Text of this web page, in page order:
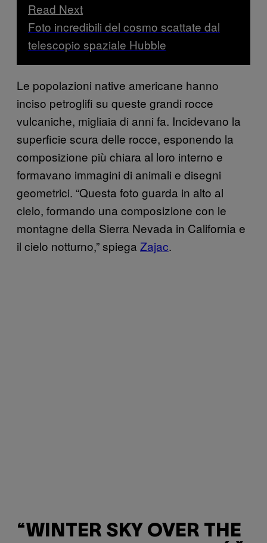
Read Next
Foto incredibili del cosmo scattate dal
telescopio spaziale Hubble
Le popolazioni native americane hanno
inciso petroglifi su queste grandi rocce
vulcaniche, migliaia di anni fa. Incidevano la
superficie scura delle rocce, esponendo la
composizione più chiara al loro interno e
formavano immagini di animali e disegni
geometrici. “Questa foto guarda in alto al
cielo, formando una composizione con le
montagne della Sierra Nevada in California e
il cielo notturno,” spiega Zajac.
“WINTER SKY OVER THE